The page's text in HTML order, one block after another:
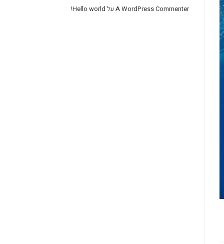
A WordPress Commenter על Hello world!